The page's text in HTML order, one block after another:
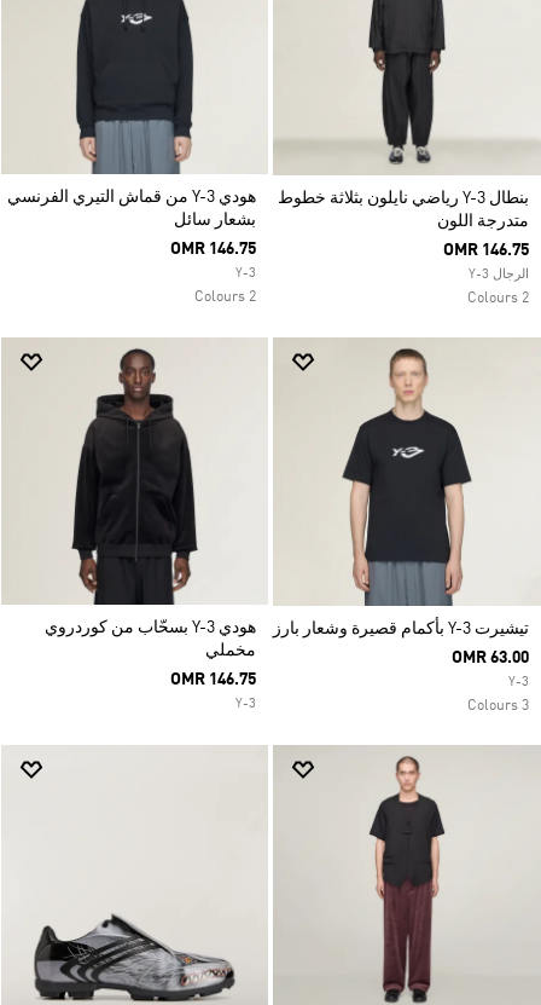
بنطال Y-3 رياضي نايلون بثلاثة خطوط
متدرجة اللون
OMR 146.75
الرجال Y-3
2 Colours
هودي Y-3 من قماش التيري الفرنسي
بشعار سائل
OMR 146.75
Y-3
2 Colours
تيشيرت Y-3 بأكمام قصيرة وشعار بارز
OMR 63.00
Y-3
3 Colours
هودي Y-3 بسحّاب من كوردروي
مخملي
OMR 146.75
Y-3